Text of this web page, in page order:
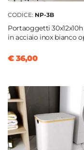
Gedy
CODICE: NP-3B
Portaoggetti
in acciaio inox bianco
€ 36,00